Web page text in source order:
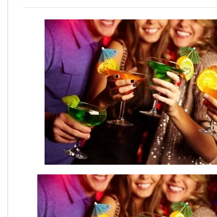
Onde Procurar Ajuda?
Ronaldo Laranjeira recebe prêmio ISAJE
Griffith Edwards